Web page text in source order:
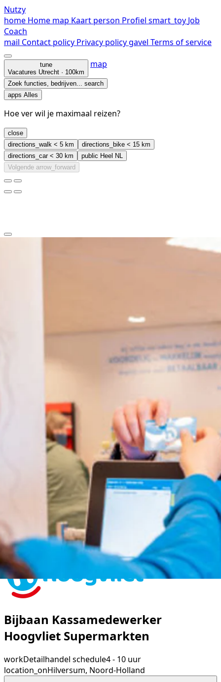
Nutzy
home Home map Kaart person Profiel smart_toy Job
Coach
mail Contact policy Privacy policygavel Terms of service
tune
Vacatures Utrecht · 100km
map
Zoek functies, bedrijven... search
apps Alles
Hoe ver wil je maximaal reizen?
close
directions_walk < 5 km directions_bike < 15 km
directions_car< 30 km public Heel NL
Volgende arrow_forward
Bijbaan Kassamedewerker
Hoogvliet Supermarkten
workDetailhandel schedule4 - 10 uur
location_onHilversum, Noord-Holland